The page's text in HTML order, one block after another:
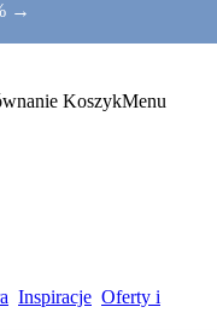
→
KoszykMenu
Inspiracje Oferty i